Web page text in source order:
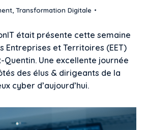
, Transformation Digitale
était présente cette semaine
Entreprises et Territoires (EET)
Quentin. Une excellente journée
des élus & dirigeants de la
cyber d’aujourd’hui.